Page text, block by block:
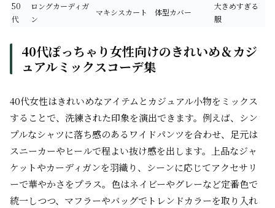
50
代
ロングカーディガ
ン
マキシスカート 体型カバー
大きめすぎる
服
40代ぽっちゃり女性向けのきれいめ＆カジ
ュアルミックスコーデ集
40代女性はきれいめなアイテムとカジュアル小物をミックス
することで、洗練された印象を演出できます。例えば、シン
プルなシャツに落ち感のあるワイドパンツを合わせ、足元は
スニーカーやヒールで程よい抜け感を出します。上品なジャ
ケットやカーディガンを羽織り、シーンに応じてアクセサリ
ーで華やかさをプラス。色はネイビーやグレーなど定番色で
統一しつつ、マフラーやバッグでトレンドカラーを取り入れ